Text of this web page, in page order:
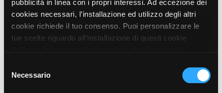
pubblicità in linea con i propri interessi. Ad eccezione dei
cookies necessari, l’installazione ed utilizzo degli altri
cookie richiede il tuo consenso. Puoi personalizzare le
tue scelte riguardo all’installazione di questi cookie
prosegui” o decidere di accettare tutti i cookie, cliccando
sul pulsante “Accetta tutti i cookie”. Cliccando sul tasto
delNecessario